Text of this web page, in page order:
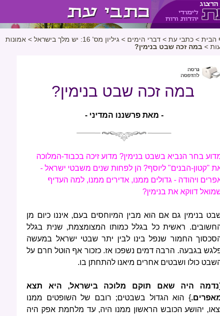
הבית > כתבי עת > דברי הימים > גיליון מס' 16: יש מלך בישראל > אמונות
> במה זכה שבט בנימין?
במה זכה שבט בנימין?
- מאת פרשננו המדיני -
בחר הנביא בשבט בנימין? מדוע זיכה בכבוד-המלוכה
"קטון-הבנים" ליוסף? הן לפחות שנים משבטי ישראל -
ויהודה - גדולים ממנו, אדירים ממנו, למה העדיף
דווקא את בנימין?
בנימין גם אם הוא מבין המיוחסים בעם, איננו כיום מן
ראשית כל בגלל כמותו המצומצמת, שנית בגלל
החמור שנפל בינו לבין יתר שבטי ישראל במעשה
בגבעה. הרבה דמים נשפכו אז. כזכור אף הוטל חרם על
כולו ושבטים אחרים מיאנו להתחתן בו.
היה שאם תוקם מלוכה בישראל, היא תצא
} הוא הגדול בשבטים; רובם של השופטים ממנו
יהושע הכובש הראשון ממנו היה, עד מלחמת אפק היה